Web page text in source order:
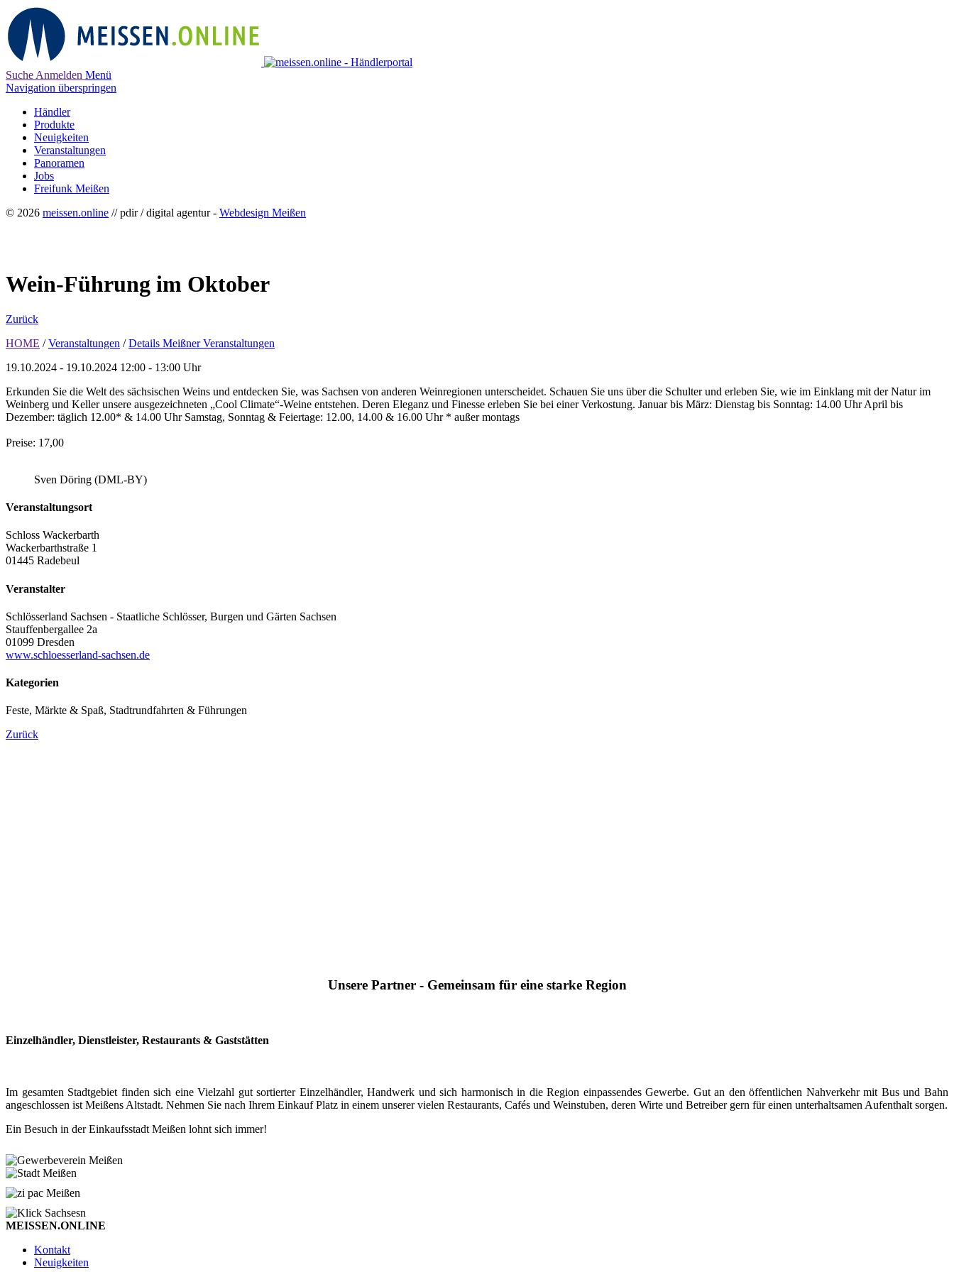
Suche Anmelden Menü
Navigation überspringen
Händler
Produkte
Neuigkeiten
Veranstaltungen
Panoramen
Jobs
Freifunk Meißen
© 2026 meissen.online // pdir / digital agentur - Webdesign Meißen
Wein-Führung im Oktober
Zurück
HOME / Veranstaltungen / Details Meißner Veranstaltungen
19.10.2024 - 19.10.2024 12:00 - 13:00 Uhr
Erkunden Sie die Welt des sächsischen Weins und entdecken Sie, was Sachsen von anderen Weinregionen unterscheidet. Schauen Sie uns über die Schulter und erleben Sie, wie im Einklang mit der Natur im
Weinberg und Keller unsere ausgezeichneten „Cool Climate“-Weine entstehen. Deren Eleganz und Finesse erleben Sie bei einer Verkostung. Januar bis März: Dienstag bis Sonntag: 14.00 Uhr April bis
Dezember: täglich 12.00* & 14.00 Uhr Samstag, Sonntag & Feiertage: 12.00, 14.00 & 16.00 Uhr * außer montags
Preise: 17,00
Sven Döring (DML-BY)
Veranstaltungsort
Schloss Wackerbarth
Wackerbarthstraße 1
01445 Radebeul
Veranstalter
Schlösserland Sachsen - Staatliche Schlösser, Burgen und Gärten Sachsen
Stauffenbergallee 2a
01099 Dresden
www.schloesserland-sachsen.de
Kategorien
Feste, Märkte & Spaß, Stadtrundfahrten & Führungen
Zurück
Unsere Partner - Gemeinsam für eine starke Region
Einzelhändler, Dienstleister, Restaurants & Gaststätten
Im gesamten Stadtgebiet finden sich eine Vielzahl gut sortierter Einzelhändler, Handwerk und sich harmonisch in die Region einpassendes Gewerbe. Gut an den öffentlichen Nahverkehr mit Bus und Bahn
angeschlossen ist Meißens Altstadt. Nehmen Sie nach Ihrem Einkauf Platz in einem unserer vielen Restaurants, Cafés und Weinstuben, deren Wirte und Betreiber gern für einen unterhaltsamen Aufenthalt sorgen.
Ein Besuch in der Einkaufsstadt Meißen lohnt sich immer!
MEISSEN.ONLINE
Kontakt
Neuigkeiten